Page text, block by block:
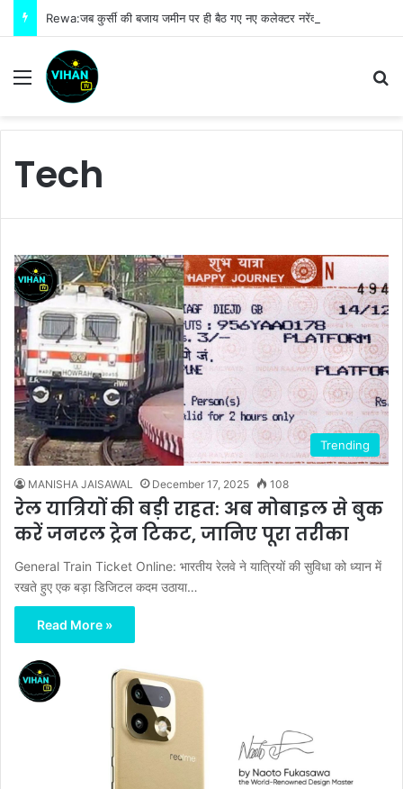
Menu
Tech
Trending
MANISHA JAISAWAL December 17, 2025 108
रेल यात्रियों की बड़ी राहत: अब मोबाइल से बुक
करें जनरल ट्रेन टिकट, जानिए पूरा तरीका
General Train Ticket Online: भारतीय रेलवे ने यात्रियों की सुविधा को ध्यान में
रखते हुए एक बड़ा डिजिटल कदम उठाया…
Read More »